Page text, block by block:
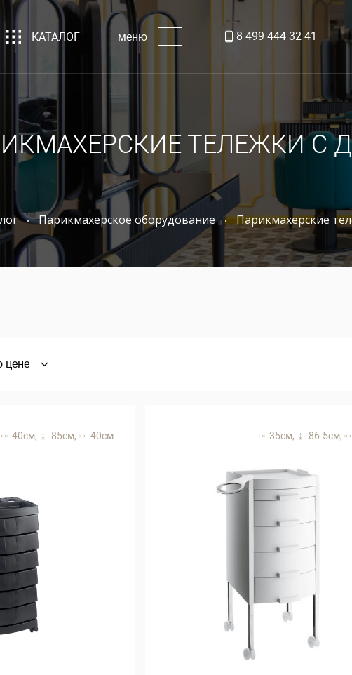
КАТАЛОГ меню 8 499 444-32-41
ТЕЛЕЖКИ С
Парикмахерское оборудование Парикмахерские
цене
40 см, 85 см, 40 см 35 см, 86.5 см,